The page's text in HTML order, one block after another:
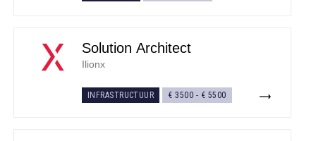
Solution Architect
Ilionx
INFRASTRUCTUUR € 3500 - € 5500